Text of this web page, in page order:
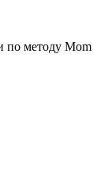
по методу Mom